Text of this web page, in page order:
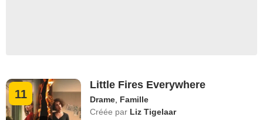
11
Little Fires Everywhere
Drame Famille
Créée par Liz Tigelaar